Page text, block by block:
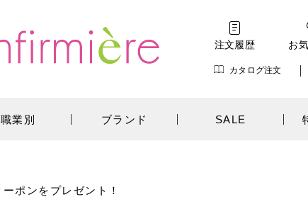
注文履歴 お
カタログ注文
職業別 ブランド SALE
ポンをプレゼント！